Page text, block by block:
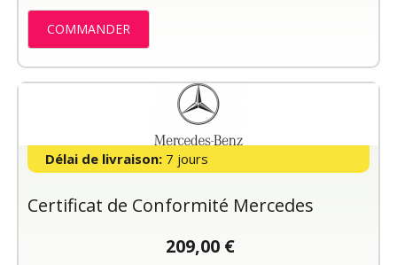
COMMANDER
Délai de livraison: 7 jours
Certificat de Conformité Mercedes
209,00 €